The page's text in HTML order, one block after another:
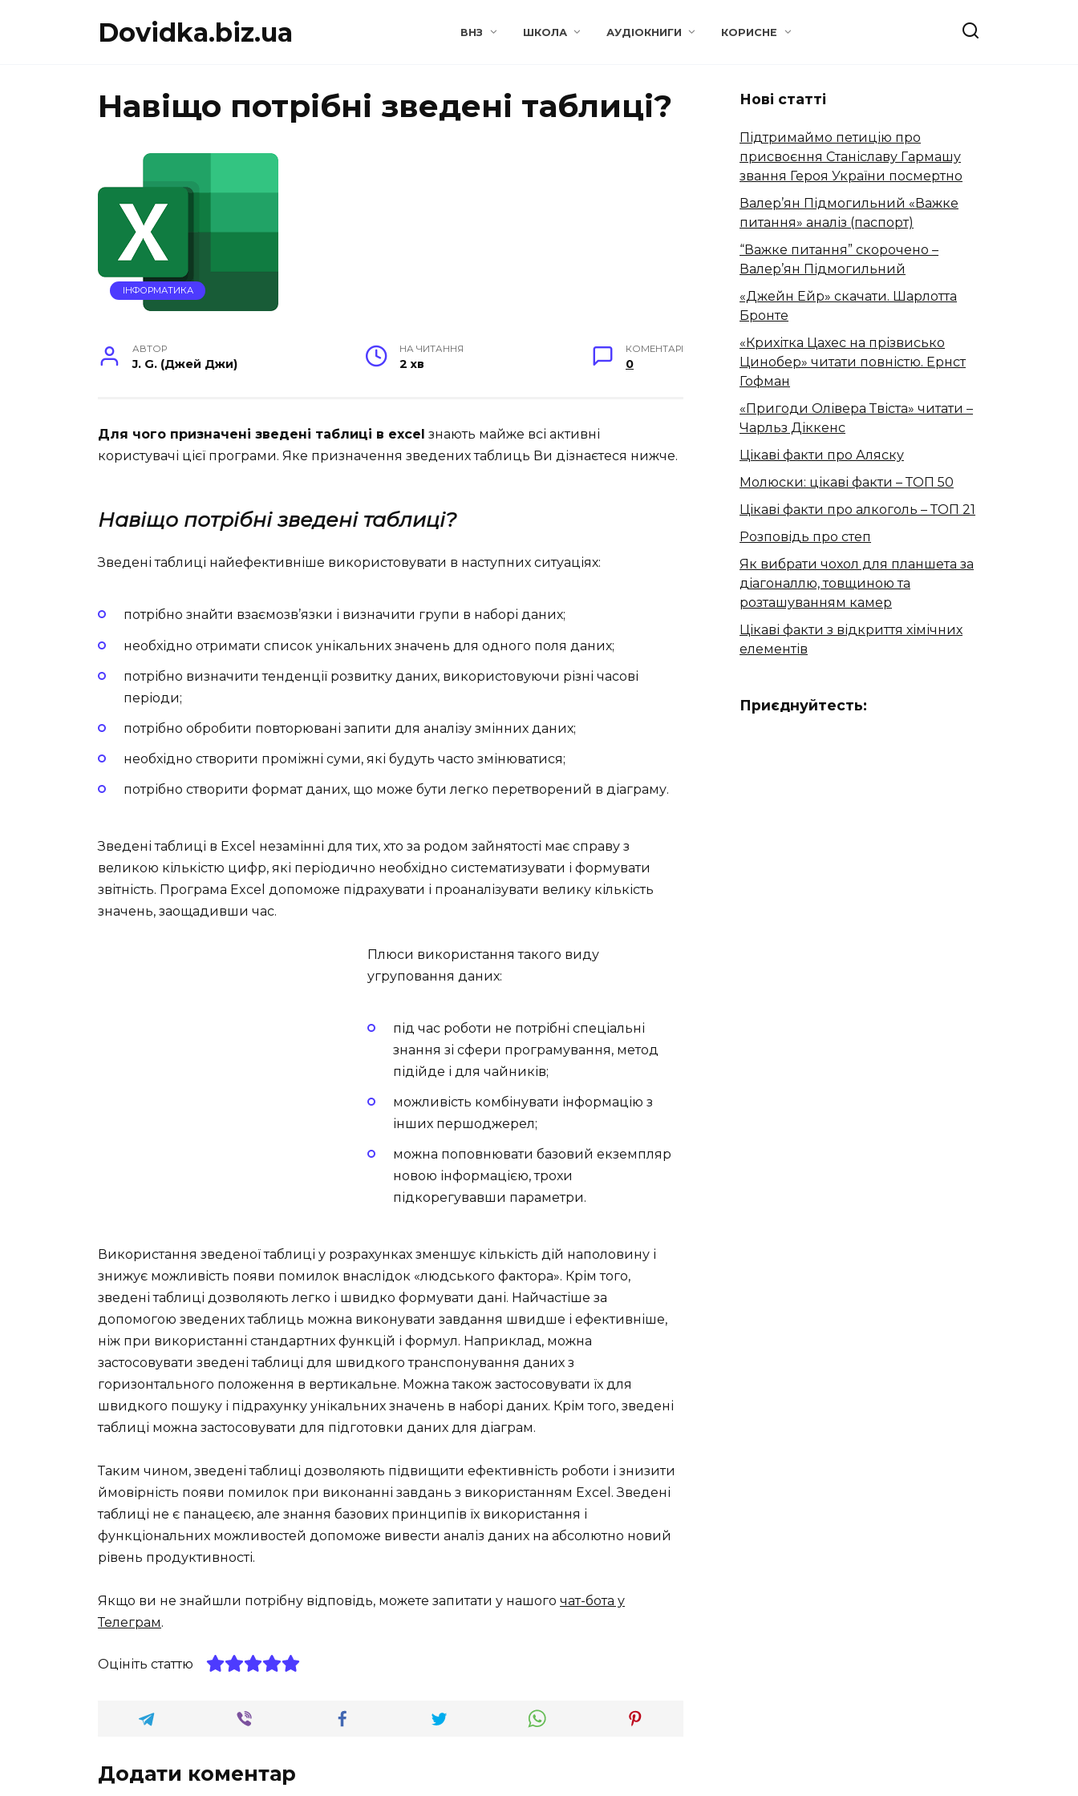
Dovidka.biz.ua ВНЗ ШКОЛА АУДІОКНИГИ КОРИСНЕ
Навіщо потрібні зведені таблиці?
ІНФОРМАТИКА
АВТОР
J. G. (Джей Джи)
НА ЧИТАННЯ
2 хв
КОМЕНТАРІ
0
Для чого призначені зведені таблиці в excel знають майже всі активні
користувачі цієї програми. Яке призначення зведених таблиць Ви дізнаєтеся нижче.
Навіщо потрібні зведені таблиці?
Зведені таблиці найефективніше використовувати в наступних ситуаціях:
потрібно знайти взаємозв’язки і визначити групи в наборі даних;
необхідно отримати список унікальних значень для одного поля даних;
потрібно визначити тенденції розвитку даних, використовуючи різні часові
періоди;
потрібно обробити повторювані запити для аналізу змінних даних;
необхідно створити проміжні суми, які будуть часто змінюватися;
потрібно створити формат даних, що може бути легко перетворений в діаграму.
Зведені таблиці в Excel незамінні для тих, хто за родом зайнятості має справу з
великою кількістю цифр, які періодично необхідно систематизувати і формувати
звітність. Програма Excel допоможе підрахувати і проаналізувати велику кількість
значень, заощадивши час.
Плюси використання такого виду
угруповання даних:
під час роботи не потрібні спеціальні
знання зі сфери програмування, метод
підійде і для чайників;
можливість комбінувати інформацію з
інших першоджерел;
можна поповнювати базовий екземпляр
новою інформацією, трохи
підкорегувавши параметри.
Використання зведеної таблиці у розрахунках зменшує кількість дій наполовину і
знижує можливість появи помилок внаслідок «людського фактора». Крім того,
зведені таблиці дозволяють легко і швидко формувати дані. Найчастіше за
допомогою зведених таблиць можна виконувати завдання швидше і ефективніше,
ніж при використанні стандартних функцій і формул. Наприклад, можна
застосовувати зведені таблиці для швидкого транспонування даних з
горизонтального положення в вертикальне. Можна також застосовувати їх для
швидкого пошуку і підрахунку унікальних значень в наборі даних. Крім того, зведені
таблиці можна застосовувати для підготовки даних для діаграм.
Таким чином, зведені таблиці дозволяють підвищити ефективність роботи і знизити
ймовірність появи помилок при виконанні завдань з використанням Excel. Зведені
таблиці не є панацеєю, але знання базових принципів їх використання і
функціональних можливостей допоможе вивести аналіз даних на абсолютно новий
рівень продуктивності.
Якщо ви не знайшли потрібну відповідь, можете запитати у нашого чат-бота у
Телеграм.
Оцініть статтю
Додати коментар
Нові статті
Підтримаймо петицію про
присвоєння Станіславу Гармашу
звання Героя України посмертно
Валер’ян Підмогильний «Важке
питання» аналіз (паспорт)
“Важке питання” скорочено –
Валер’ян Підмогильний
«Джейн Ейр» скачати. Шарлотта
Бронте
«Крихітка Цахес на прізвисько
Цинобер» читати повністю. Ернст
Гофман
«Пригоди Олівера Твіста» читати –
Чарльз Діккенс
Цікаві факти про Аляску
Молюски: цікаві факти – ТОП 50
Цікаві факти про алкоголь – ТОП 21
Розповідь про степ
Як вибрати чохол для планшета за
діагоналлю, товщиною та
розташуванням камер
Цікаві факти з відкриття хімічних
елементів
Приєднуйтесть: